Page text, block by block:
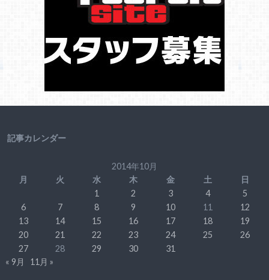
記事カレンダー
2014年10月
月
火 水 木 金 土
日
1
2 3 4
5
6
7 8 9 10 11
12
13
14 15 16 17 18
19
20
21 22 23 24 25
26
27
28 29 30
31
« 9月
11月 »